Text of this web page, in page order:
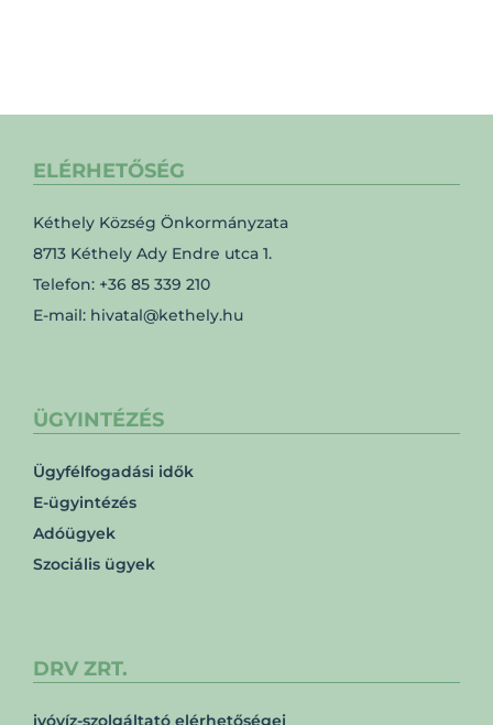
ELÉRHETŐSÉG
Kéthely Község Önkormányzata
8713 Kéthely Ady Endre utca 1.
Telefon: +36 85 339 210
E-mail: hivatal@kethely.hu
ÜGYINTÉZÉS
Ügyfélfogadási idők
E-ügyintézés
Adóügyek
Szociális ügyek
DRV ZRT.
ivóvíz-szolgáltató elérhetőségei